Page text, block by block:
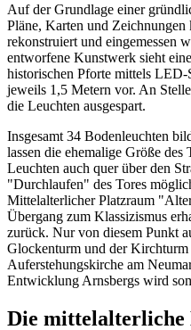
Auf der Grundlage einer
Pläne, Karten und Zeichnungen
rekonstruiert und eingemessen
entworfene Kunstwerk sieht
historischen Pforte mittels
jeweils 1,5 Metern vor. An
die Leuchten ausgespart.
Insgesamt 34 Bodenleuchten
lassen die ehemalige Größe des
Leuchten auch quer über den
"Durchlaufen" des Tores
Mittelalterlicher Platzraum
Übergang zum Klassizismus
zurück. Nur von diesem Punkt
Glockenturm und der Kirchturm
Auferstehungskirche am
Entwicklung Arnsbergs wird
Die